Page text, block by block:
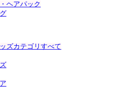
ヘアパック
ズカテゴリすべて